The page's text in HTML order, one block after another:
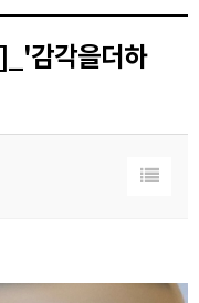
감각을더하